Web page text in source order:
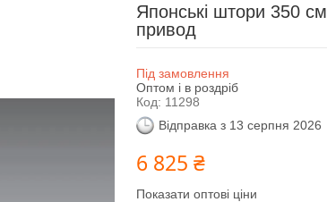
Японські штори 350
привод
Під замовлення
Оптом і в роздріб
Код: 11298
Відправка з 13 серпня 2026
6 825 ₴
Показати оптові ціни